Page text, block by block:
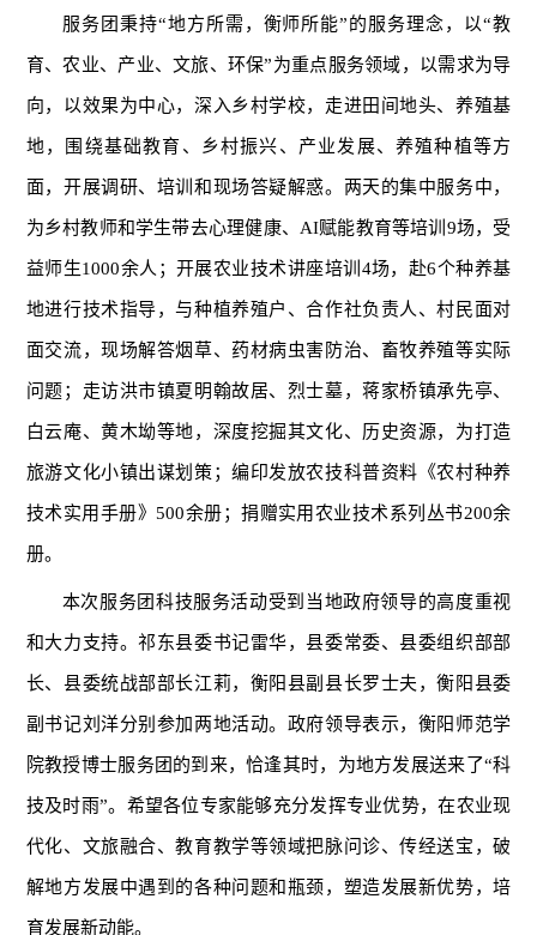
服务团秉持“地方所需，衡师所能”的服务理念，以“教
育、农业、产业、文旅、环保”为重点服务领域，以需求为导
向，以效果为中心，深入乡村学校，走进田间地头、养殖基
地，围绕基础教育、乡村振兴、产业发展、养殖种植等方
面，开展调研、培训和现场答疑解惑。两天的集中服务中，
为乡村教师和学生带去心理健康、AI赋能教育等培训9场，受
益师生1000余人；开展农业技术讲座培训4场，赴6个种养基
地进行技术指导，与种植养殖户、合作社负责人、村民面对
面交流，现场解答烟草、药材病虫害防治、畜牧养殖等实际
问题；走访洪市镇夏明翰故居、烈士墓，蒋家桥镇承先亭、
白云庵、黄木坳等地，深度挖掘其文化、历史资源，为打造
旅游文化小镇出谋划策；编印发放农技科普资料《农村种养
技术实用手册》500余册；捐赠实用农业技术系列丛书200余
册。
本次服务团科技服务活动受到当地政府领导的高度重视
和大力支持。祁东县委书记雷华，县委常委、县委组织部部
长、县委统战部部长江莉，衡阳县副县长罗士夫，衡阳县委
副书记刘洋分别参加两地活动。政府领导表示，衡阳师范学
院教授博士服务团的到来，恰逢其时，为地方发展送来了“科
技及时雨”。希望各位专家能够充分发挥专业优势，在农业现
代化、文旅融合、教育教学等领域把脉问诊、传经送宝，破
解地方发展中遇到的各种问题和瓶颈，塑造发展新优势，培
育发展新动能。